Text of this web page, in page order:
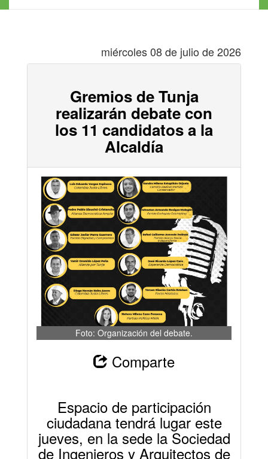
miércoles 08 de julio de 2026
Gremios de Tunja
realizarán debate con
los 11 candidatos a la
Alcaldía
Foto: Organización del debate.
Comparte
Espacio de participación
ciudadana tendrá lugar este
jueves, en la sede la Sociedad
de Ingenieros y Arquitectos de